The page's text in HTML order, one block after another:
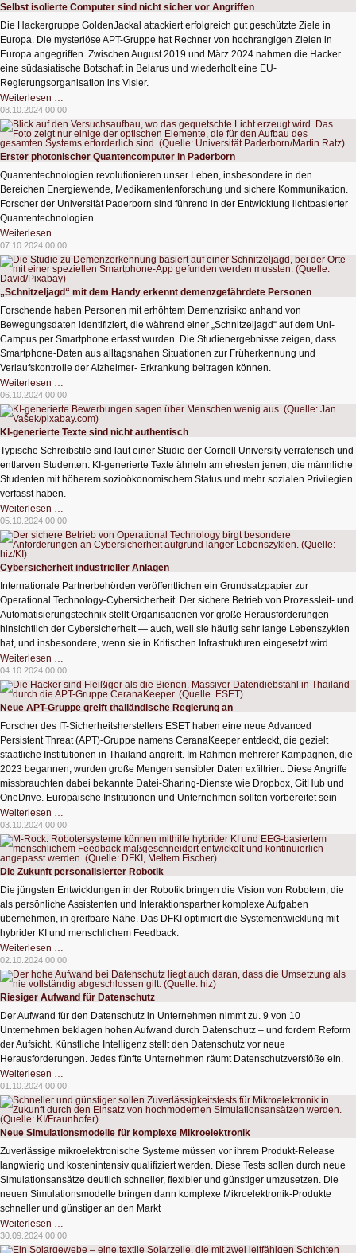
Fernreisen
Selbst isolierte Computer sind nicht sicher vor Angriffen
Die Hackergruppe GoldenJackal attackiert erfolgreich gut geschützte Ziele in
Europa. Die mysteriöse APT-Gruppe hat Rechner von hochrangigen Zielen in
Europa angegriffen. Zwischen August 2019 und März 2024 nahmen die Hacker
eine südasiatische Botschaft in Belarus und wiederholt eine EU-
Regierungsorganisation ins Visier.
Weiterlesen …
isolierte
Computer
sind
nicht
sicher
vor
Angriffen
08.10.2024 00:00
Erster photonischer Quantencomputer in Paderborn
Quantentechnologien revolutionieren unser Leben, insbesondere in den
Bereichen Energiewende, Medikamentenforschung und sichere Kommunikation.
Forscher der Universität Paderborn sind führend in der Entwicklung lichtbasierter
Quantentechnologien.
Weiterlesen …
photonischer
Quantencomputer
in
Paderborn
07.10.2024 00:00
„Schnitzeljagd“ mit dem Handy erkennt demenzgefährdete Personen
Forschende haben Personen mit erhöhtem Demenzrisiko anhand von
Bewegungsdaten identifiziert, die während einer „Schnitzeljagd“ auf dem Uni-
Campus per Smartphone erfasst wurden. Die Studienergebnisse zeigen, dass
Smartphone-Daten aus alltagsnahen Situationen zur Früherkennung und
Verlaufskontrolle der Alzheimer- Erkrankung beitragen können.
Weiterlesen …
mit
dem
Handy
erkennt
demenzgefährdete
06.10.2024 00:00
KI-generierte Texte sind nicht authentisch
Typische Schreibstile sind laut einer Studie der Cornell University verräterisch und
entlarven Studenten. KI-generierte Texte ähneln am ehesten jenen, die männliche
Studenten mit höherem sozioökonomischem Status und mehr sozialen Privilegien
verfasst haben.
Weiterlesen …
generierte
Texte
sind
nicht
05.10.2024 00:00
Cybersicherheit industrieller Anlagen
Internationale Partnerbehörden veröffentlichen ein Grundsatzpapier zur
Operational Technology-Cybersicherheit. Der sichere Betrieb von Prozessleit- und
Automatisierungstechnik stellt Organisationen vor große Herausforderungen
hinsichtlich der Cybersicherheit — auch, weil sie häufig sehr lange Lebenszyklen
hat, und insbesondere, wenn sie in Kritischen Infrastrukturen eingesetzt wird.
Weiterlesen …
industrieller
Anlagen
04.10.2024 00:00
Neue APT-Gruppe greift thailändische Regierung an
Forscher des IT-Sicherheitsherstellers ESET haben eine neue Advanced
Persistent Threat (APT)-Gruppe namens CeranaKeeper entdeckt, die gezielt
staatliche Institutionen in Thailand angreift. Im Rahmen mehrerer Kampagnen, die
2023 begannen, wurden große Mengen sensibler Daten exfiltriert. Diese Angriffe
missbrauchten dabei bekannte Datei-Sharing-Dienste wie Dropbox, GitHub und
OneDrive. Europäische Institutionen und Unternehmen sollten vorbereitet sein
Weiterlesen …
APT-
Gruppe
greift
thailändische
Regierung
an
03.10.2024 00:00
Die Zukunft personalisierter Robotik
Die jüngsten Entwicklungen in der Robotik bringen die Vision von Robotern, die
als persönliche Assistenten und Interaktionspartner komplexe Aufgaben
übernehmen, in greifbare Nähe. Das DFKI optimiert die Systementwicklung mit
hybrider KI und menschlichem Feedback.
Weiterlesen …
Zukunft
personalisierter
Robotik
02.10.2024 00:00
Riesiger Aufwand für Datenschutz
Der Aufwand für den Datenschutz in Unternehmen nimmt zu. 9 von 10
Unternehmen beklagen hohen Aufwand durch Datenschutz – und fordern Reform
der Aufsicht. Künstliche Intelligenz stellt den Datenschutz vor neue
Herausforderungen. Jedes fünfte Unternehmen räumt Datenschutzverstöße ein.
Weiterlesen …
Aufwand
für
Datenschutz
01.10.2024 00:00
Neue Simulationsmodelle für komplexe Mikroelektronik
Zuverlässige mikroelektronische Systeme müssen vor ihrem Produkt-Release
langwierig und kostenintensiv qualifiziert werden. Diese Tests sollen durch neue
Simulationsansätze deutlich schneller, flexibler und günstiger umzusetzen. Die
neuen Simulationsmodelle bringen dann komplexe Mikroelektronik-Produkte
schneller und günstiger an den Markt
Weiterlesen …
Simulationsmodelle
für
30.09.2024 00:00